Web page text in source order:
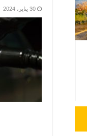
30 يناير، 2024